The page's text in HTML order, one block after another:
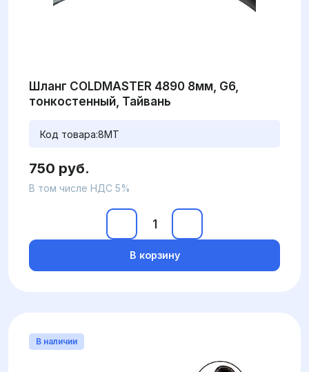
Шланг COLDMASTER 4890 8мм, G6,
тонкостенный, Тайвань
Код товара:8MT
750 руб.
В том числе НДС 5%
В корзину
В наличии